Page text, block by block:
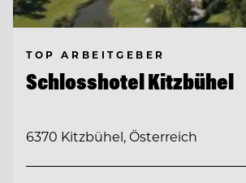
TOP ARBEITGEBER
Schlosshotel Kitzbühel
6370 Kitzbühel, Österreich